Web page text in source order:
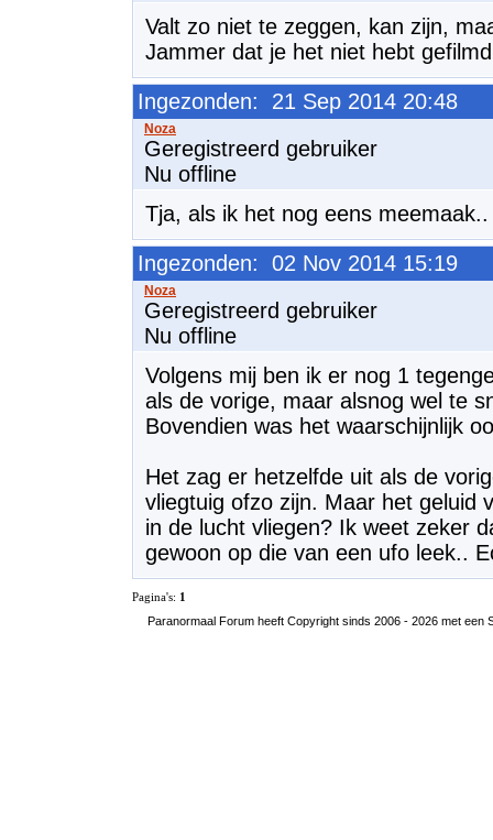
Valt zo niet te zeggen, kan zijn,
Jammer dat je het niet hebt
Ingezonden: 21 Sep 2014 20:48
Geregistreerd gebruiker
Nu offline
Tja, als ik het nog eens
Ingezonden: 02 Nov 2014 15:19
Geregistreerd gebruiker
Nu offline
Volgens mij ben ik er nog 1
als de vorige, maar alsnog wel te
Bovendien was het waarschijnlijk
Het zag er hetzelfde uit als de
vliegtuig ofzo zijn. Maar het geluid
in de lucht vliegen? Ik weet zeker
gewoon op die van een ufo leek..
Pagina's: 1
Paranormaal Forum heeft Copyright sinds 2006 - 2026 met een